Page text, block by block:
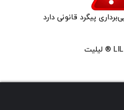
پیگرد قانونی دارد